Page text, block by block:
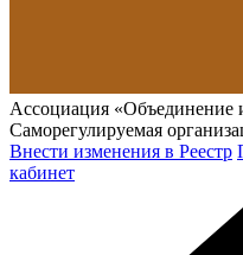
Ассоциация «Объединение
Саморегулируемая
Внести изменения в Реестр
кабинет